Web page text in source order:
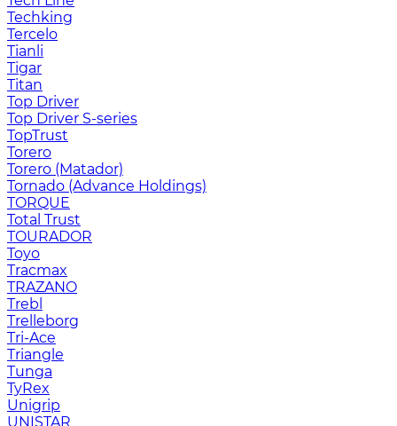
Techking
Tercelo
Tianli
Tigar
Titan
Top Driver
Top Driver S-series
TopTrust
Torero
Torero (Matador)
Tornado (Advance Holdings)
TORQUE
Total Trust
TOURADOR
Toyo
Tracmax
TRAZANO
Trebl
Trelleborg
Tri-Ace
Triangle
Tunga
TyRex
Unigrip
UNISTAR